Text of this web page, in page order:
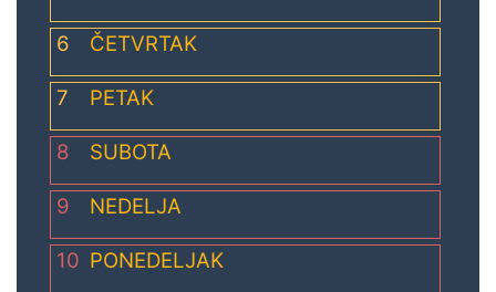
6 ČETVRTAK
7 PETAK
8 SUBOTA
9 NEDELJA
10 PONEDELJAK